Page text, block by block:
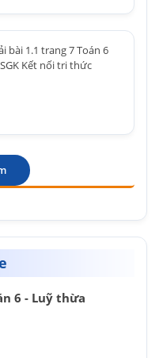
bài 1.1 trang 7 Toán 6
Kết nối tri thức
6 - Luỹ thừa